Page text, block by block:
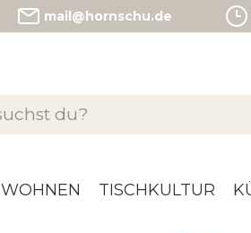
mail@hornschu.de
WOHNEN TISCHKULTUR